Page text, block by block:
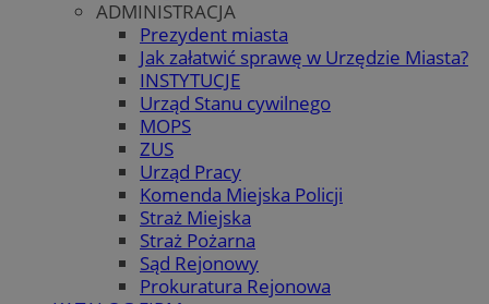
ADMINISTRACJA
Prezydent miasta
Jak załatwić sprawę w Urzędzie Miasta?
INSTYTUCJE
Urząd Stanu cywilnego
MOPS
ZUS
Urząd Pracy
Komenda Miejska Policji
Straż Miejska
Straż Pożarna
Sąd Rejonowy
Prokuratura Rejonowa